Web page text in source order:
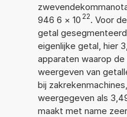
946 6 × 10 22. Voor
getal
eigenlijke getal, hier
apparaten waarop
weergeven van
bij
weergegeven als
maakt met name